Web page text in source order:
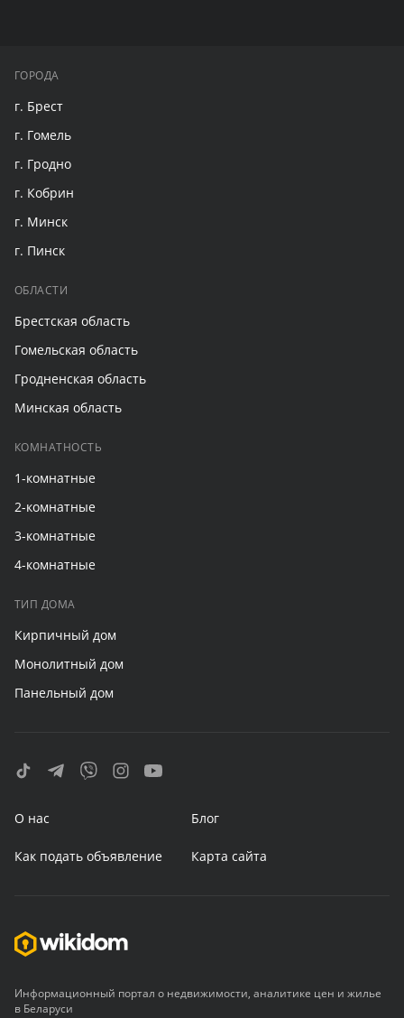
ГОРОДА
г. Брест
г. Гомель
г. Гродно
г. Кобрин
г. Минск
г. Пинск
ОБЛАСТИ
Брестская область
Гомельская область
Гродненская область
Минская область
КОМНАТНОСТЬ
1-комнатные
2-комнатные
3-комнатные
4-комнатные
ТИП ДОМА
Кирпичный дом
Монолитный дом
Панельный дом
О нас Блог
Как подать объявление Карта сайта
Информационный портал о недвижимости, аналитике цен и жилье
в Беларуси